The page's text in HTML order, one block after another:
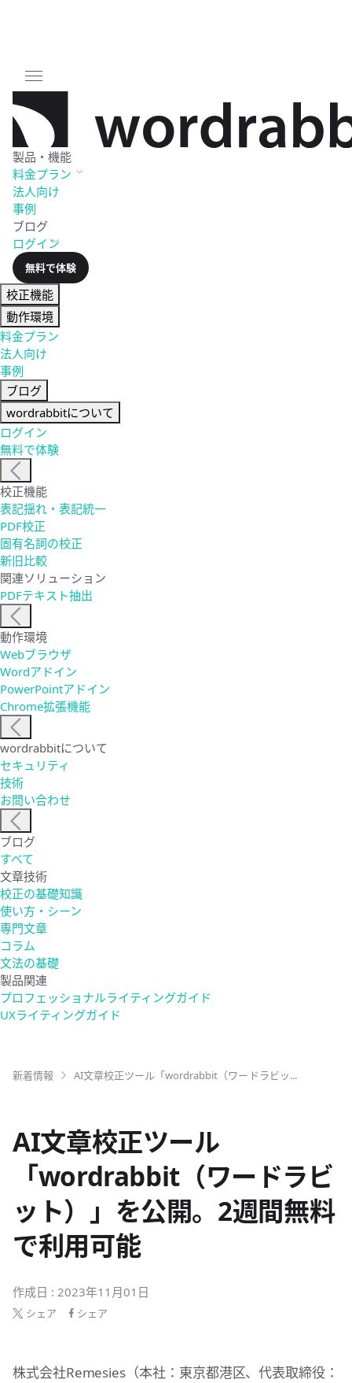
製品・機能
料金プラン
法人向け
事例
ブログ
ログイン
無料で体験
校正機能
動作環境
料金プラン
法人向け
事例
ブログ
wordrabbitについて
ログイン
無料で体験
校正機能
表記揺れ・表記統一
PDF校正
固有名詞の校正
新旧比較
関連ソリューション
PDFテキスト抽出
動作環境
Webブラウザ
Wordアドイン
PowerPointアドイン
Chrome拡張機能
wordrabbitについて
セキュリティ
技術
お問い合わせ
ブログ
すべて
文章技術
校正の基礎知識
使い方・シーン
専門文章
コラム
文法の基礎
製品関連
プロフェッショナルライティングガイド
UXライティングガイド
新着情報 AI文章校正ツール「wordrabbit（ワードラビッ...
AI文章校正ツール
「wordrabbit（ワードラビ
ット）」を公開。2週間無料
で利用可能
作成日 : 2023年11月01日
シェア シェア
株式会社Remesies（本社：東京都港区、代表取締役：